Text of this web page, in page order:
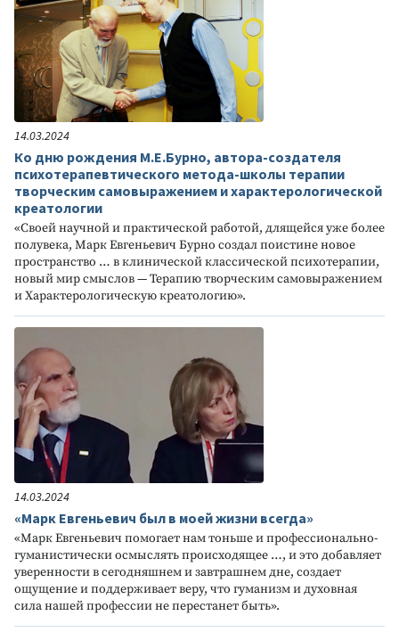
14.03.2024
Ко дню рождения М.Е.Бурно, автора-создателя
психотерапевтического метода-школы терапии
творческим самовыражением и характерологической
креатологии
«Своей научной и практической работой, длящейся уже более
полувека, Марк Евгеньевич Бурно создал поистине новое
пространство … в клинической классической психотерапии,
новый мир смыслов — Терапию творческим самовыражением
и Характерологическую креатологию».
14.03.2024
«Марк Евгеньевич был в моей жизни всегда»
«Марк Евгеньевич помогает нам тоньше и профессионально-
гуманистически осмыслять происходящее …, и это добавляет
уверенности в сегодняшнем и завтрашнем дне, создает
ощущение и поддерживает веру, что гуманизм и духовная
сила нашей профессии не перестанет быть».